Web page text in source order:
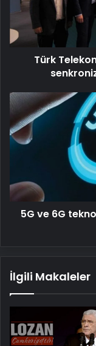
geliştirdiği
senkronizasyonu
çözümü
ITU-
Türk
5G
ve
6G
teknolojileri
şekillendirecek
5G ve 6G
İlgili Makaleler